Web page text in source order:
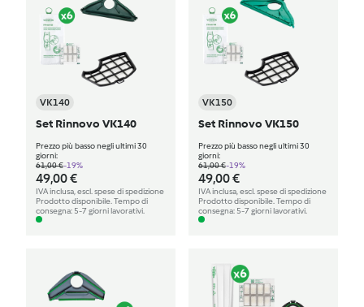
VK140
Set Rinnovo VK140
Prezzo più basso negli ultimi 30
giorni:
61,00 €-19%
49,00 €
IVA inclusa, escl. spese di spedizione
Prodotto disponibile. Tempo di
consegna: 5-7 giorni lavorativi.
VK150
Set Rinnovo VK150
Prezzo più basso negli ultimi 30
giorni:
61,00 €-19%
49,00 €
IVA inclusa, escl. spese di spedizione
Prodotto disponibile. Tempo di
consegna: 5-7 giorni lavorativi.